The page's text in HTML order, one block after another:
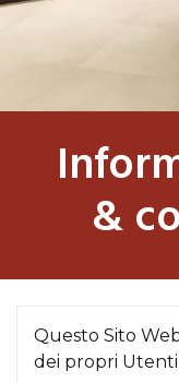
&
Questo Sito
dei propri Utenti.